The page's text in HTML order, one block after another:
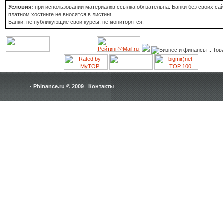
Условия: при использовании материалов ссылка обязательна. Банки без своих
платном хостинге не вносятся в листинг.
Банки, не публикующие свои курсы, не мониторятся.
Phinance.ru © 2009 | Контакты